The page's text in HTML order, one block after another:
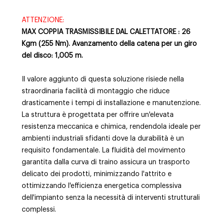
ATTENZIONE:
MAX COPPIA TRASMISSIBILE DAL CALETTATORE : 26
Kgm (255 Nm). Avanzamento della catena per un giro
del disco: 1,005 m.
Il valore aggiunto di questa soluzione risiede nella
straordinaria facilità di montaggio che riduce
drasticamente i tempi di installazione e manutenzione.
La struttura è progettata per offrire un'elevata
resistenza meccanica e chimica, rendendola ideale per
ambienti industriali sfidanti dove la durabilità è un
requisito fondamentale. La fluidità del movimento
garantita dalla curva di traino assicura un trasporto
delicato dei prodotti, minimizzando l'attrito e
ottimizzando l'efficienza energetica complessiva
dell'impianto senza la necessità di interventi strutturali
complessi.